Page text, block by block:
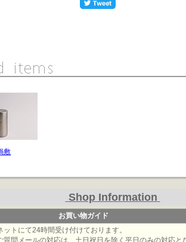
敷
Shop Information
お買い物ガイド
ットにて24時間受け付けております。
質問メールの対応は、土日祝日を除く平日のみの対応と